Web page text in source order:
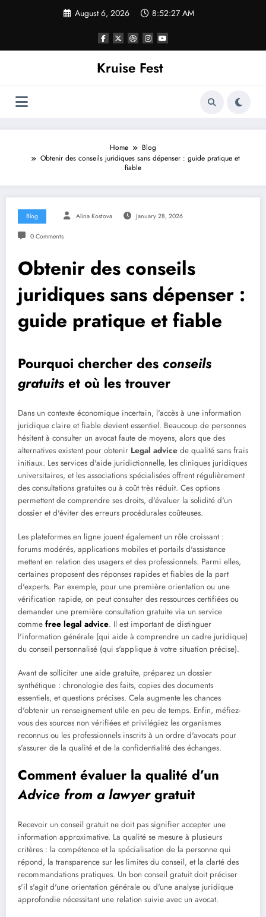
August 6, 2026 8:52:28 AM
Kruise Fest
Home
Blog
Obtenir des conseils juridiques sans dépenser : guide pratique et
fiable
Blog Alina Kostova January 28, 2026
0 Comments
Obtenir des conseils
juridiques sans dépenser :
guide pratique et fiable
Pourquoi chercher des conseils
gratuits et où les trouver
Dans un contexte économique incertain, l'accès à une information
juridique claire et fiable devient essentiel. Beaucoup de personnes
hésitent à consulter un avocat faute de moyens, alors que des
alternatives existent pour obtenir Legal advice de qualité sans frais
initiaux. Les services d'aide juridictionnelle, les cliniques juridiques
universitaires, et les associations spécialisées offrent régulièrement
des consultations gratuites ou à coût très réduit. Ces options
permettent de comprendre ses droits, d'évaluer la solidité d'un
dossier et d'éviter des erreurs procédurales coûteuses.
Les plateformes en ligne jouent également un rôle croissant :
forums modérés, applications mobiles et portails d'assistance
mettent en relation des usagers et des professionnels. Parmi elles,
certaines proposent des réponses rapides et fiables de la part
d'experts. Par exemple, pour une première orientation ou une
vérification rapide, on peut consulter des ressources certifiées ou
demander une première consultation gratuite via un service
comme free legal advice. Il est important de distinguer
l'information générale (qui aide à comprendre un cadre juridique)
du conseil personnalisé (qui s'applique à votre situation précise).
Avant de solliciter une aide gratuite, préparez un dossier
synthétique : chronologie des faits, copies des documents
essentiels, et questions précises. Cela augmente les chances
d'obtenir un renseignement utile en peu de temps. Enfin, méfiez-
vous des sources non vérifiées et privilégiez les organismes
reconnus ou les professionnels inscrits à un ordre d'avocats pour
s'assurer de la qualité et de la confidentialité des échanges.
Comment évaluer la qualité d’un
Advice from a lawyergratuit
Recevoir un conseil gratuit ne doit pas signifier accepter une
information approximative. La qualité se mesure à plusieurs
critères : la compétence et la spécialisation de la personne qui
répond, la transparence sur les limites du conseil, et la clarté des
recommandations pratiques. Un bon conseil gratuit doit préciser
s'il s'agit d'une orientation générale ou d'une analyse juridique
approfondie nécessitant une relation suivie avec un avocat.